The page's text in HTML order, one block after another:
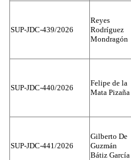
SUP-JDC-439/2026
Reyes
Rodríguez
Mondragón
SUP-JDC-440/2026
Felipe de la
Mata Pizaña
SUP-JDC-441/2026
Gilberto De
Guzmán
Bátiz García